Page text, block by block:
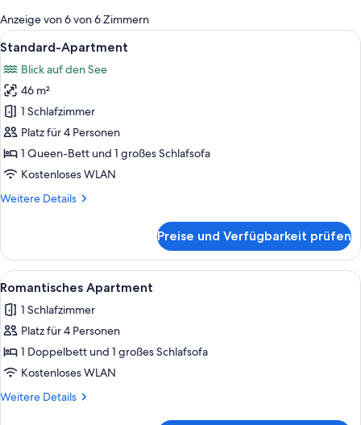
für
Zimmer
Anzeige von 6 von 6 Zimmern
Alle
Fotos
für
Standard-
Apartment
anzeigen
Eine moderne Küche mit
25
Standard-Apartment
Blick auf den See
46 m²
1 Schlafzimmer
Platz für 4 Personen
1 Queen-Bett und 1 großes Schlafsofa
Kostenloses WLAN
Weitere Details
Weitere
Apartment
Preise und Verfügbarkeit prüfen
Alle
Fotos
für
Romantisches
Apartment
anzeigen
Ein Schlafzimmer mit einem
17
Romantisches Apartment
1 Schlafzimmer
Platz für 4 Personen
1 Doppelbett und 1 großes Schlafsofa
Kostenloses WLAN
Weitere Details
Weitere